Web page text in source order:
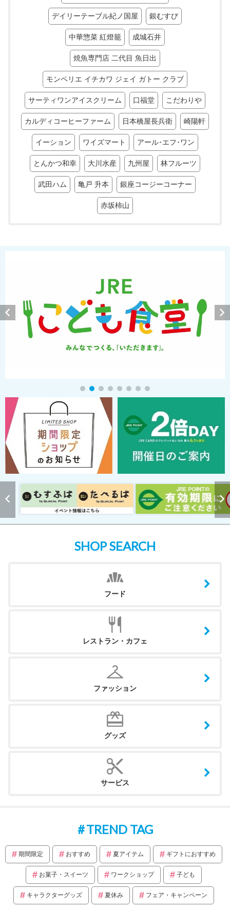
デイリーテーブル紀ノ国屋 銀むすび
中華惣菜 紅燈籠 成城石井
焼魚専門店 二代目 魚日出
モンペリエ イチカワ ジェイ ガトー クラブ
サーティワンアイスクリーム 口福堂 こだわりや
カルディコーヒーファーム 日本橋屋長兵衛 崎陽軒
イーション ワイズマート アール･エフ･ワン
とんかつ和幸 大川水産 九州屋 林フルーツ
武田ハム 亀戸 升本 銀座コージーコーナー
赤坂柿山
SHOP SEARCH
フード
レストラン・カフェ
ファッション
グッズ
サービス
TREND TAG
期間限定 おすすめ 夏アイテム ギフトにおすすめ
お菓子・スイーツ ワークショップ 子ども
キャラクターグッズ 夏休み フェア・キャンペーン